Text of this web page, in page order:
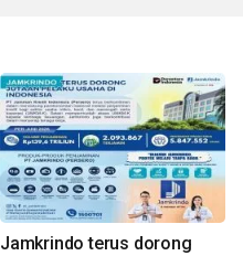
Jamkrindo terus dorong